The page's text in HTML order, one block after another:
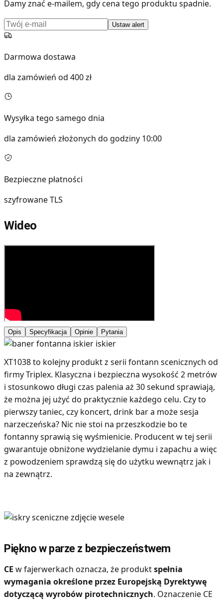
Damy znać e-mailem, gdy cena tego produktu spadnie.
Ustaw alert
Darmowa dostawa
dla zamówień od 400 zł
Wysyłka tego samego dnia
dla zamówień złożonych do godziny 10:00
Bezpieczne płatności
szyfrowane TLS
Wideo
Opis Specyfikacja Opinie Pytania
XT1038 to kolejny produkt z serii fontann scenicznych od
firmy Triplex. Klasyczna i bezpieczna wysokość 2 metrów
i stosunkowo długi czas palenia aż 30 sekund sprawiają,
że można jej użyć do praktycznie każdego celu. Czy to
pierwszy taniec, czy koncert, drink bar a może sesja
narzeczeńska? Nic nie stoi na przeszkodzie bo te
fontanny sprawią się wyśmienicie. Producent w tej serii
gwarantuje obniżone wydzielanie dymu i zapachu a więc
z powodzeniem sprawdzą się do użytku wewnątrz jak i
na zewnątrz.
Piękno w parze z bezpieczeństwem
CE w fajerwerkach oznacza, że produktspełnia
wymagania określone przez Europejską Dyrektywę
dotyczącą wyrobów pirotechnicznych. Oznaczenie CE